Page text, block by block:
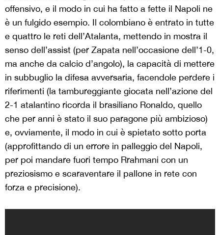
offensivo, e il modo in cui ha fatto a fette il Napoli ne
è un fulgido esempio. Il colombiano è entrato in tutte
e quattro le reti dell’Atalanta, mettendo in mostra il
senso dell’assist (per Zapata nell’occasione dell’1-0,
ma anche da calcio d’angolo), la capacità di mettere
in subbuglio la difesa avversaria, facendole perdere i
riferimenti (la tambureggiante giocata nell’azione del
2-1 atalantino ricorda il brasiliano Ronaldo, quello
che per anni è stato il suo paragone più ambizioso)
e, ovviamente, il modo in cui è spietato sotto porta
(approfittando di un errore in palleggio del Napoli,
per poi mandare fuori tempo Rrahmani con un
preziosismo e scaraventare il pallone in rete con
forza e precisione).